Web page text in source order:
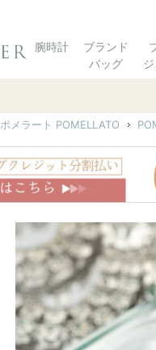
腕時計
ブランド
バッグ
ポメラート POMELLATO